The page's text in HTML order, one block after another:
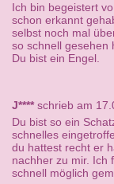
Ich bin begeistert
schon erkannt
selbst noch mal
so schnell gesehen
Du bist ein Engel.
J****schrieb am
Du bist so ein
schnelles
du hattest recht er
nachher zu mir. Ich
schnell möglich